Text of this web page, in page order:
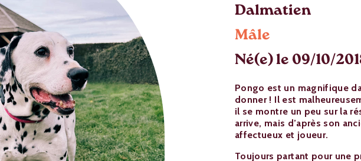
Dalmatien
Mâle
Né(e) le 09/10/
Pongo est un magnifique
donner ! Il est
il se montre un peu sur la
arrive, mais d’après son
affectueux et joueur.
Toujours partant pour une